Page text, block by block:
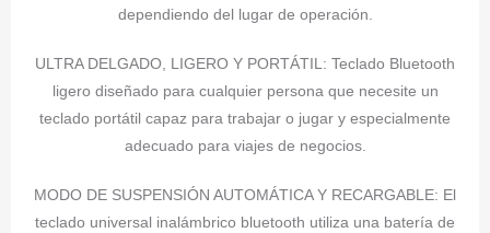
dependiendo del lugar de operación.
ULTRA DELGADO, LIGERO Y PORTÁTIL: Teclado Bluetooth
ligero diseñado para cualquier persona que necesite un
teclado portátil capaz para trabajar o jugar y especialmente
adecuado para viajes de negocios.
MODO DE SUSPENSIÓN AUTOMÁTICA Y RECARGABLE: El
teclado universal inalámbrico bluetooth utiliza una batería de